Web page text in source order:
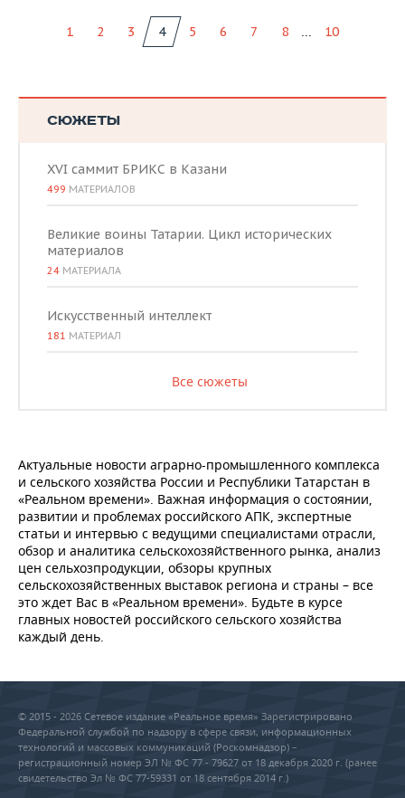
1 2 3 4 5 6 7 8 ... 10
СЮЖЕТЫ
XVI саммит БРИКС в Казани
499 МАТЕРИАЛОВ
Великие воины Татарии. Цикл исторических
материалов
24 МАТЕРИАЛА
Искусственный интеллект
181 МАТЕРИАЛ
Все сюжеты
Актуальные новости аграрно-промышленного комплекса
и сельского хозяйства России и Республики Татарстан в
«Реальном времени». Важная информация о состоянии,
развитии и проблемах российского АПК, экспертные
статьи и интервью с ведущими специалистами отрасли,
обзор и аналитика сельскохозяйственного рынка, анализ
цен сельхозпродукции, обзоры крупных
сельскохозяйственных выставок региона и страны – все
это ждет Вас в «Реальном времени». Будьте в курсе
главных новостей российского сельского хозяйства
каждый день.
© 2015 - 2026 Сетевое издание «Реальное время» Зарегистрировано
Федеральной службой по надзору в сфере связи, информационных
технологий и массовых коммуникаций (Роскомнадзор) –
регистрационный номер ЭЛ № ФС 77 - 79627 от 18 декабря 2020 г. (ранее
свидетельство Эл № ФС 77-59331 от 18 сентября 2014 г.)